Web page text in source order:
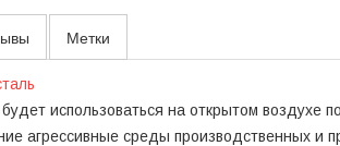
Метки
использоваться на открытом
агрессивные среды производственных